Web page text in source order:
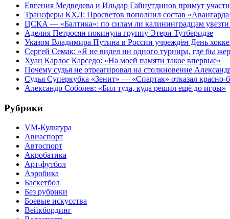
Евгения Медведева и Ильдар Гайнутдинов примут
Трансферы КХЛ: Просветов пополнил состав
ЦСКА — «Балтика»: по силам ли калининградцам
Аделия Петросян покинула группу Этери Тутберидзе
Указом Владимира Путина в России учреждён День
Сергей Семак: «Я не видел ни одного турнира, где бы
Хуан Карлос Карседо: «На моей памяти такое впервые»
Почему судья не отреагировал на столкновение
Судья Суперкубка «Зенит» — «Спартак» отказал
Александр Соболев: «Бил туда, куда решил ещё до игры»
Рубрики
VM-Культура
Авиаспорт
Автоспорт
Акробатика
Арт-футбол
Аэробика
Баскетбол
Без рубрики
Боевые искусства
Вейкбординг